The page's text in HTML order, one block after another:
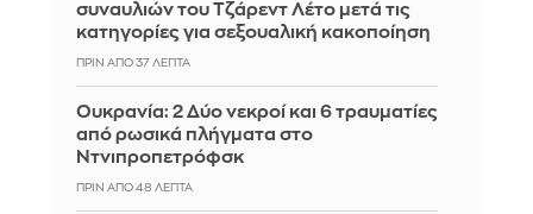
συναυλιών του Τζάρεντ Λέτο μετά τις
κατηγορίες για σεξουαλική κακοποίηση
ΠΡΙΝ ΑΠΌ 37 ΛΕΠΤΆ
Ουκρανία: 2 Δύο νεκροί και 6 τραυματίες
από ρωσικά πλήγματα στο
Ντνιπροπετρόφσκ
ΠΡΙΝ ΑΠΌ 48 ΛΕΠΤΆ